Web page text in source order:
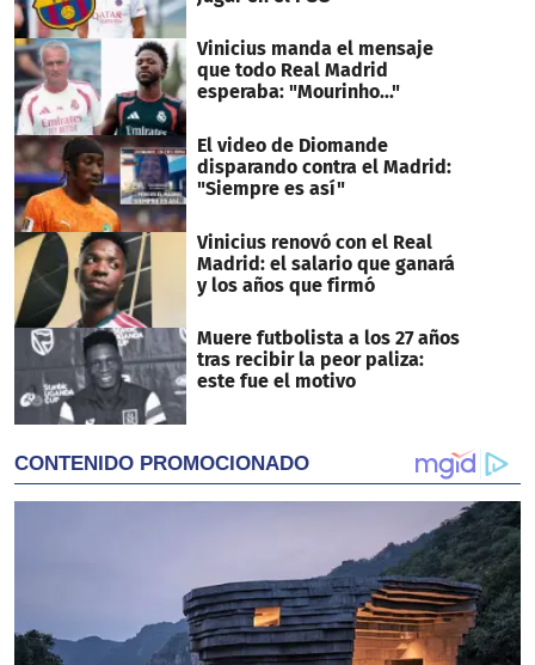
Vinicius manda el mensaje
que todo Real Madrid
esperaba: "Mourinho..."
El video de Diomande
disparando contra el Madrid:
"Siempre es así"
Vinicius renovó con el Real
Madrid: el salario que ganará
y los años que firmó
Muere futbolista a los 27 años
tras recibir la peor paliza:
este fue el motivo